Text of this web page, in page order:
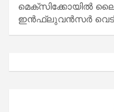
മെക്സിക്കോയിൽ ലൈവ്
ഇൻഫ്ലുവൻസർ